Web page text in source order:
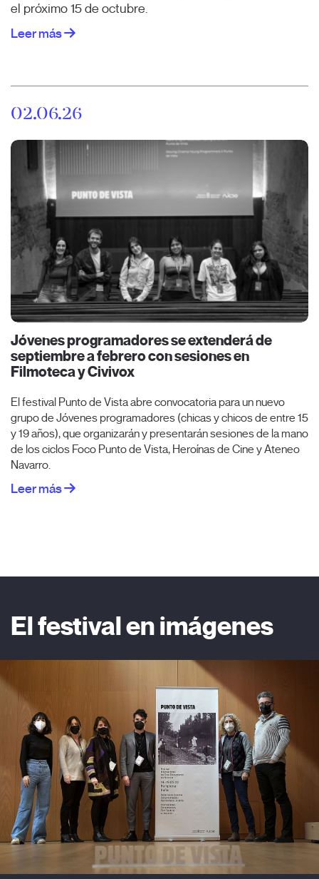
el próximo 15 de octubre.
Leer más
02.06.26
Jóvenes programadores se extenderá de
septiembre a febrero con sesiones en
Filmoteca y Civivox
El festival Punto de Vista abre convocatoria para un nuevo
grupo de Jóvenes programadores (chicas y chicos de entre 15
y 19 años), que organizarán y presentarán sesiones de la mano
de los ciclos Foco Punto de Vista, Heroínas de Cine y Ateneo
Navarro.
Leer más
El festival en imágenes